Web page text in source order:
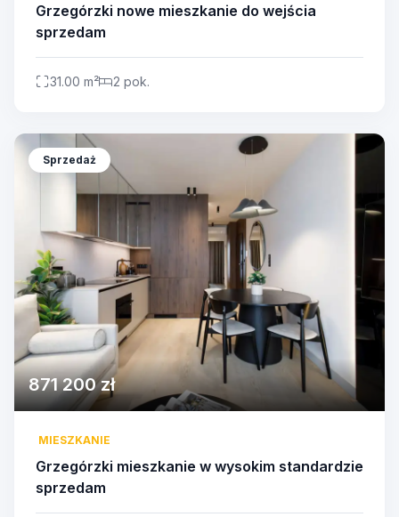
Grzegórzki nowe mieszkanie do wejścia
sprzedam
31.00 m² 2 pok.
Sprzedaż
871 200 zł
MIESZKANIE
Grzegórzki mieszkanie w wysokim standardzie
sprzedam